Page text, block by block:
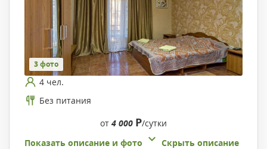
3 фото
4 чел.
Без питания
от 4 000 Р/сутки
Показать описание и фото
Скрыть описание